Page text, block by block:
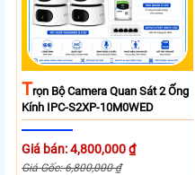
TRọn Bộ Camera Quan Sát 2 Ống
Kính IPC-S2XP-10M0WED
Giá bán: 4,800,000 ₫
Giá Gốc: 6,800,000 ₫